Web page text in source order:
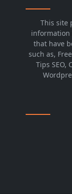
This site
information
that have
such as,
Tips SEO,